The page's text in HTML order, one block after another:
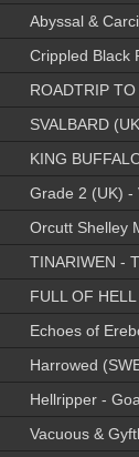
Abyssal &
Crippled Black
ROADTRIP
SVALBARD
KING
Grade 2 (UK) -
Orcutt Shelley
TINARIWEN -
FULL OF
Echoes of
Harrowed
Hellripper -
Vacuous &